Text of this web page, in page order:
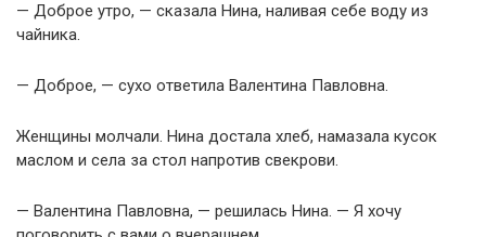
— Доброе утро, — сказала Нина, наливая себе воду из
чайника.
— Доброе, — сухо ответила Валентина Павловна.
Женщины молчали. Нина достала хлеб, намазала кусок
маслом и села за стол напротив свекрови.
— Валентина Павловна, — решилась Нина. — Я хочу